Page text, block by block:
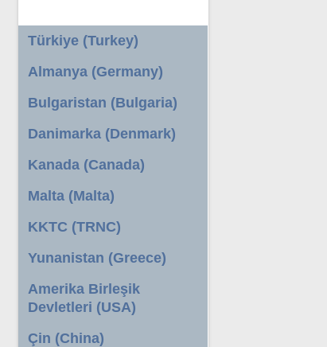
Türkiye (Turkey)
Almanya (Germany)
Bulgaristan (Bulgaria)
Danimarka (Denmark)
Kanada (Canada)
Malta (Malta)
KKTC (TRNC)
Yunanistan (Greece)
Amerika Birleşik
Devletleri (USA)
Çin (China)